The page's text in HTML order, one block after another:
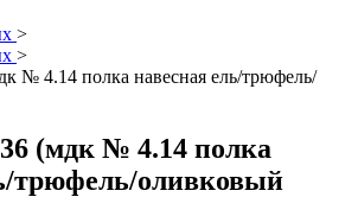
>
>
№ 4.14 полка навесная ель/трюфель/
(мдк № 4.14 полка
трюфель/оливковый